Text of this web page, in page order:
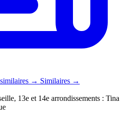
→ Similaires →